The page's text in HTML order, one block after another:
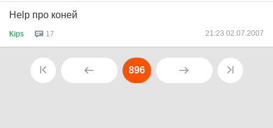
Help про коней
Kips 17 21:23 02.07.2007
896